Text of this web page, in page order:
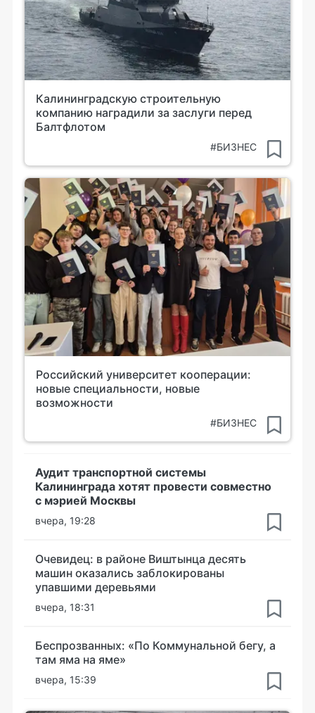
Калининградскую строительную
компанию наградили за заслуги перед
Балтфлотом
#БИЗНЕС
Российский университет кооперации:
новые специальности, новые
возможности
#БИЗНЕС
Аудит транспортной системы
Калининграда хотят провести совместно
с мэрией Москвы
вчера, 19:28
Очевидец: в районе Виштынца десять
машин оказались заблокированы
упавшими деревьями
вчера, 18:31
Беспрозванных: «По Коммунальной бегу, а
там яма на яме»
вчера, 15:39